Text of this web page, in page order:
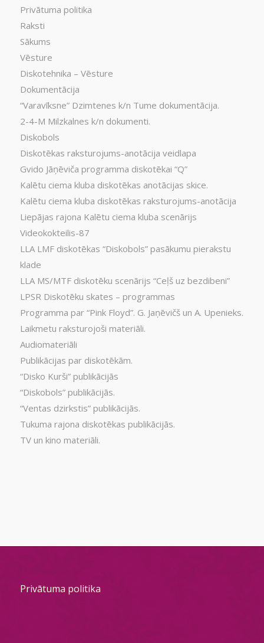
Privātuma politika
Raksti
Sākums
Vēsture
Diskotehnika – Vēsture
Dokumentācija
“Varavīksne” Dzimtenes k/n Tume dokumentācija.
2-4-M Milzkalnes k/n dokumenti.
Diskobols
Diskotēkas raksturojums-anotācija veidlapa
Gvido Jāņēviča programma diskotēkai “Q”
Kalētu ciema kluba diskotēkas anotācijas skice.
Kalētu ciema kluba diskotēkas raksturojums-anotācija
Liepājas rajona Kalētu ciema kluba scenārijs
Videokokteilis-87
LLA LMF diskotēkas “Diskobols” pasākumu pierakstu
klade
LLA MS/MTF diskotēku scenārijs “Ceļš uz bezdibeni”
LPSR Diskotēku skates – programmas
Programma par “Pink Floyd”. G. Jaņēvičš un A. Upenieks.
Laikmetu raksturojoši materiāli.
Audiomateriāli
Publikācijas par diskotēkām.
“Disko Kurši” publikācijās
“Diskobols” publikācijās.
“Ventas dzirkstis” publikācijās.
Tukuma rajona diskotēkas publikācijās.
TV un kino materiāli.
Privātuma politika